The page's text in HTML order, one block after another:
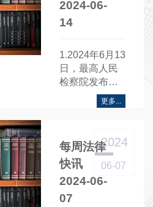
2024-06-
14
1.2024年6月13
日，最高人民
检察院发布第
五十三批指导
性案例......
更多...
每周法律
快讯
2024-06-
07
2024
06-07